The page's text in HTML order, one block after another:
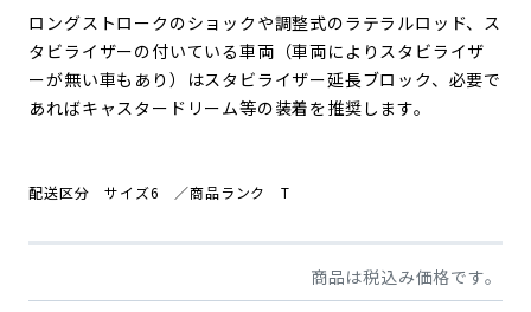
ロングストロークのショックや調整式のラテラルロッド、ス
タビライザーの付いている車両（車両によりスタビライザ
ーが無い車もあり）はスタビライザー延長ブロック、必要で
あればキャスタードリーム等の装着を推奨します。
配送区分 サイズ6 ／商品ランク T
商品は税込み価格です。